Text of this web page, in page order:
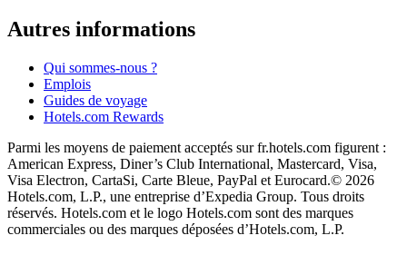
Autres informations
Qui sommes-nous ?
Emplois
Guides de voyage
Hotels.com Rewards
Parmi les moyens de paiement acceptés sur fr.hotels.com figurent :
American Express, Diner’s Club International, Mastercard, Visa,
Visa Electron, CartaSi, Carte Bleue, PayPal et Eurocard.© 2026
Hotels.com, L.P., une entreprise d’Expedia Group. Tous droits
réservés. Hotels.com et le logo Hotels.com sont des marques
commerciales ou des marques déposées d’Hotels.com, L.P.